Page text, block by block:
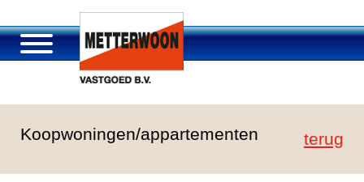
Portfolio
Koopwoningen/appartementen terug